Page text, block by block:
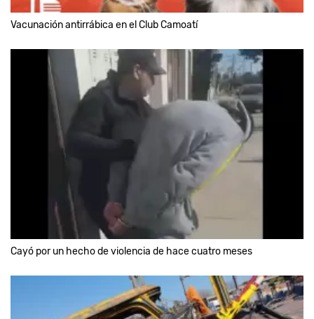
Vacunación antirrábica en el Club Camoatí
Cayó por un hecho de violencia de hace cuatro meses